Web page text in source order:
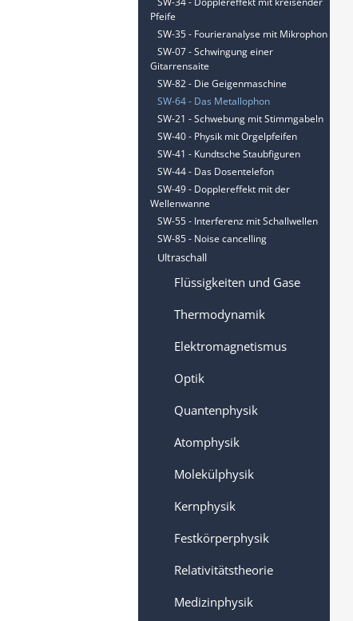
Pfeife
SW-35 - Fourieranalyse mit Mikrophon
SW-07 - Schwingung einer
Gitarrensaite
SW-82 - Die Geigenmaschine
SW-64 - Das Metallophon
SW-21 - Schwebung mit Stimmgabeln
SW-40 - Physik mit Orgelpfeifen
SW-41 - Kundtsche Staubfiguren
SW-44 - Das Dosentelefon
SW-49 - Dopplereffekt mit der
Wellenwanne
SW-55 - Interferenz mit Schallwellen
SW-85 - Noise cancelling
Ultraschall
Flüssigkeiten und Gase
Thermodynamik
Elektromagnetismus
Optik
Quantenphysik
Atomphysik
Molekülphysik
Kernphysik
Festkörperphysik
Relativitätstheorie
Medizinphysik